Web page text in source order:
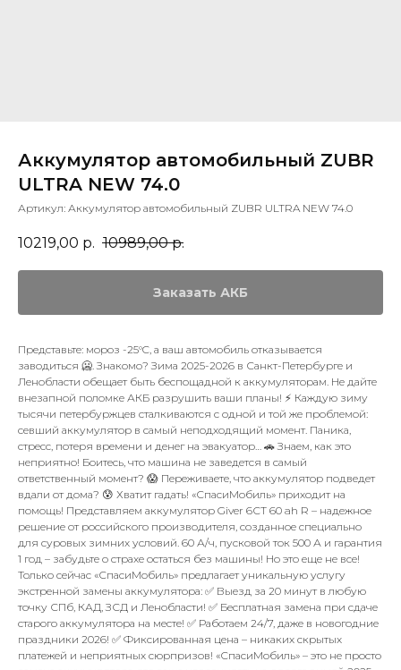
Аккумулятор автомобильный ZUBR
ULTRA NEW 74.0
Артикул: Аккумулятор автомобильный ZUBR ULTRA NEW 74.0
10219,00 р. 10989,00 р.
Заказать АКБ
Представьте: мороз -25°C, а ваш автомобиль отказывается
заводиться 🥶. Знакомо? Зима 2025-2026 в Санкт-Петербурге и
Ленобласти обещает быть беспощадной к аккумуляторам. Не дайте
внезапной поломке АКБ разрушить ваши планы! ⚡ Каждую зиму
тысячи петербуржцев сталкиваются с одной и той же проблемой:
севший аккумулятор в самый неподходящий момент. Паника,
стресс, потеря времени и денег на эвакуатор… 🚗 Знаем, как это
неприятно! Боитесь, что машина не заведется в самый
ответственный момент? 😱 Переживаете, что аккумулятор подведет
вдали от дома? 😰 Хватит гадать! «СпасиМобиль» приходит на
помощь! Представляем аккумулятор Giver 6СТ 60 ah R – надежное
решение от российского производителя, созданное специально
для суровых зимних условий. 60 А/ч, пусковой ток 500 А и гарантия
1 год – забудьте о страхе остаться без машины! Но это еще не все!
Только сейчас «СпасиМобиль» предлагает уникальную услугу
экстренной замены аккумулятора: ✅ Выезд за 20 минут в любую
точку СПб, КАД, ЗСД и Ленобласти! ✅ Бесплатная замена при сдаче
старого аккумулятора на месте! ✅ Работаем 24/7, даже в новогодние
праздники 2026! ✅ Фиксированная цена – никаких скрытых
платежей и неприятных сюрпризов! «СпасиМобиль» – это не просто